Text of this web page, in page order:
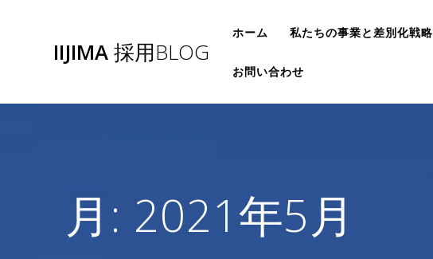
へ
IIJIMA 採用BLOG
ホーム 私たちの事業と差別化戦略
お問い合わせ
月: 2021年5月